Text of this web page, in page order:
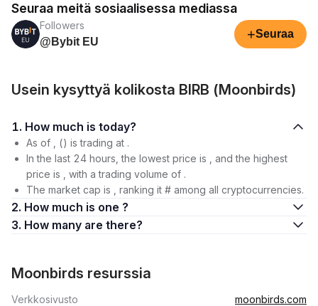
Seuraa meitä sosiaalisessa mediassa
Followers
@Bybit EU
+Seuraa
Usein kysyttyä kolikosta BIRB (Moonbirds)
1. How much is today?
As of , () is trading at .
In the last 24 hours, the lowest price is , and the highest
price is , with a trading volume of .
The market cap is , ranking it # among all cryptocurrencies.
2. How much is one ?
3. How many are there?
Moonbirds resurssia
Verkkosivusto
moonbirds.com